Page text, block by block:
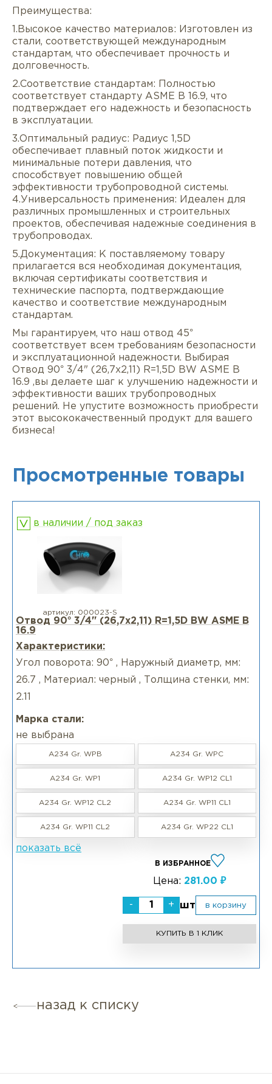
Описание
Услуги Оплата/доставка Отзывы/
Преимущества:
1.Высокое качество материалов: Изготовлен из
стали, соответствующей международным
стандартам, что обеспечивает прочность и
долговечность.
2.Соответствие стандартам: Полностью
соответствует стандарту ASME B 16.9, что
подтверждает его надежность и безопасность
в эксплуатации.
3.Оптимальный радиус: Радиус 1,5D
обеспечивает плавный поток жидкости и
минимальные потери давления, что
способствует повышению общей
эффективности трубопроводной системы.
4.Универсальность применения: Идеален для
различных промышленных и строительных
проектов, обеспечивая надежные соединения в
трубопроводах.
5.Документация: К поставляемому товару
прилагается вся необходимая документация,
включая сертификаты соответствия и
технические паспорта, подтверждающие
качество и соответствие международным
стандартам.
Мы гарантируем, что наш отвод 45°
соответствует всем требованиям безопасности
и эксплуатационной надежности. Выбирая
Отвод 90° 3/4" (26,7х2,11) R=1,5D BW ASME B
16.9 ,вы делаете шаг к улучшению надежности и
эффективности ваших трубопроводных
решений. Не упустите возможность приобрести
этот высококачественный продукт для вашего
бизнеса!
Просмотренные товары
в наличии / под заказ
артикул: 000023-S
Отвод 90° 3/4" (26,7х2,11) R=1,5D BW ASME B
16.9
Характеристики:
Угол поворота: 90° , Наружный диаметр, мм:
26.7 , Материал: черный , Толщина стенки, мм:
2.11
Марка стали:
не выбрана
A234 Gr. WPB A234 Gr. WPC
A234 Gr. WP1 A234 Gr. WP12 CL1
A234 Gr. WP12 CL2 A234 Gr. WP11 CL1
A234 Gr. WP11 CL2 A234 Gr. WP22 CL1
показать всё
В ИЗБРАННОЕ
Цена: 281.00 ₽
- + шт в корзину
КУПИТЬ В 1 КЛИК
назад к списку